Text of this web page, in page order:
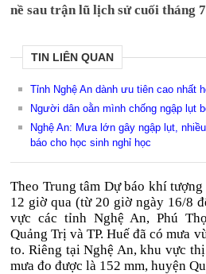
nề sau trận lũ lịch sử cuối tháng
TIN LIÊN QUAN
Tỉnh Nghệ An dành ưu tiên cao nhất
Người dân oằn mình chống ngập lụt
Nghệ An: Mưa lớn gây ngập lụt,
báo cho học sinh nghỉ học
Theo Trung tâm Dự báo khí
12 giờ qua (từ 20 giờ ngày 16/8
vực các tỉnh Nghệ An, Phú
Quảng Trị và TP. Huế đã có mưa
to. Riêng tại Nghệ An, khu vực
mưa đo được là 152 mm, huyện